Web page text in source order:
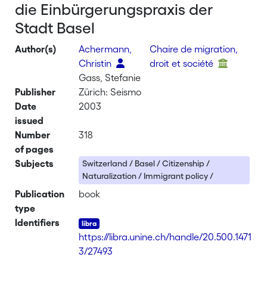
die Einbürgerungspraxis der
Stadt Basel
Author(s)
Achermann,
Christin
Chaire de migration,
droit et société
Gass, Stefanie
Publisher
Zürich: Seismo
Date
issued
2003
Number
of pages
318
Subjects
Switzerland / Basel / Citizenship /
Naturalization / Immigrant policy /
Publication
type
book
Identifiers
https://libra.unine.ch/handle/20.500.1471
3/27493